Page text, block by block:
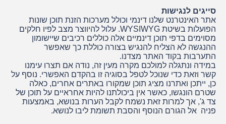
סייגים לנגישות
אתר האינטרנט שלנו דינמי וכולל מערכות הזנת תוכן שונות
הפועלות בשיטת WYSIWYG. עלול להיווצר מצב לפיו חלקים
מסוימים בדפי תוכן דינמיים אלה כוללים רכיבים שיישומון
ההנגשה לא הצליח להנגיש בצורה כוללת כך שאפשר
התערבות בקוד האתר מצדנו.
במידה ונתגלה למולכם מקרה מעין זה, נודה אם תצרו עימנו
קשר וזאת כדי שנוכל לטפל בסוגיה זו בהקדם האפשרי. נוסף על
כן, ייתכן ואתרנו מציג תוכן שמקורו באתרים אחרים, כאלה
שטרם הונגשו, כאשר אין ביכולתנו להיות אחראיים על תוכן של
צד ג', אך למרות זאת נשמח לקבל הערות בנושא, באמצעות
פניה אל הגורם הנוסף והסבת תשומת ליבו לנושא.